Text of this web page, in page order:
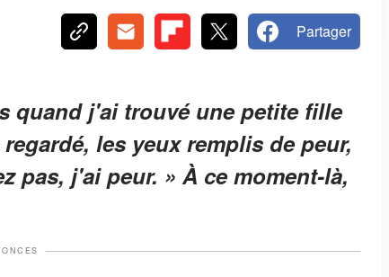
Partager
quand j'ai trouvé une petite fille
les yeux remplis de peur,
pas, j'ai peur. » À ce moment-là,